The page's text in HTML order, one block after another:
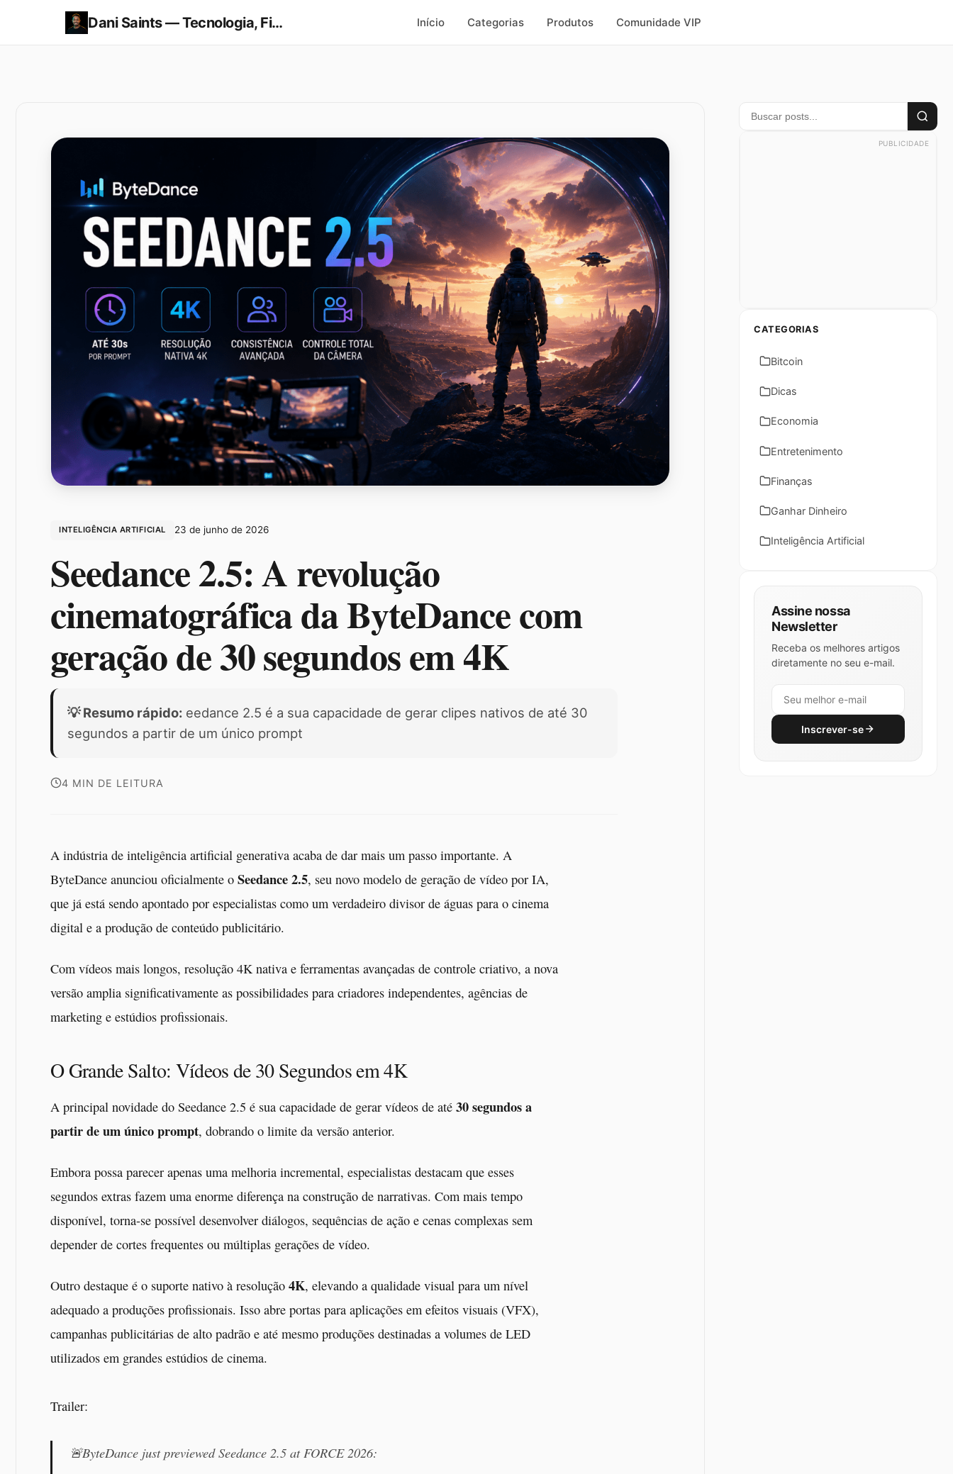
Dani Saints — Tecnologia, Finanças e Economia Início Categorias Produtos Comunidade VIP
INTELIGÊNCIA ARTIFICIAL 23 de junho de 2026
Seedance 2.5: A revolução
cinematográfica da ByteDance com
geração de 30 segundos em 4K
💡 Resumo rápido: eedance 2.5 é a sua capacidade de gerar clipes nativos de até 30
segundos a partir de um único prompt
4 MIN DE LEITURA
A indústria de inteligência artificial generativa acaba de dar mais um passo importante. A
ByteDance anunciou oficialmente o Seedance 2.5, seu novo modelo de geração de vídeo por IA,
que já está sendo apontado por especialistas como um verdadeiro divisor de águas para o cinema
digital e a produção de conteúdo publicitário.
Com vídeos mais longos, resolução 4K nativa e ferramentas avançadas de controle criativo, a nova
versão amplia significativamente as possibilidades para criadores independentes, agências de
marketing e estúdios profissionais.
O Grande Salto: Vídeos de 30 Segundos em 4K
A principal novidade do Seedance 2.5 é sua capacidade de gerar vídeos de até 30 segundos a
partir de um único prompt, dobrando o limite da versão anterior.
Embora possa parecer apenas uma melhoria incremental, especialistas destacam que esses
segundos extras fazem uma enorme diferença na construção de narrativas. Com mais tempo
disponível, torna-se possível desenvolver diálogos, sequências de ação e cenas complexas sem
depender de cortes frequentes ou múltiplas gerações de vídeo.
Outro destaque é o suporte nativo à resolução 4K, elevando a qualidade visual para um nível
adequado a produções profissionais. Isso abre portas para aplicações em efeitos visuais (VFX),
campanhas publicitárias de alto padrão e até mesmo produções destinadas a volumes de LED
utilizados em grandes estúdios de cinema.
Trailer:
🚨ByteDance just previewed Seedance 2.5 at FORCE 2026:
PUBLICIDADE
CATEGORIAS
Bitcoin
Dicas
Economia
Entretenimento
Finanças
Ganhar Dinheiro
Inteligência Artificial
Assine nossa
Newsletter
Receba os melhores artigos
diretamente no seu e-mail.
Inscrever-se